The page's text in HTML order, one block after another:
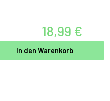
18,99 €
In den Warenkorb